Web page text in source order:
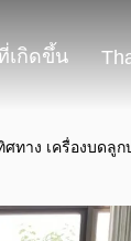
เกิดขึ้น
ทาง เครื่องบดลู